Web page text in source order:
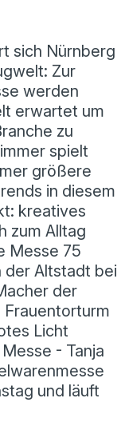
sich Nürnberg
Zur
werden
erwartet um
zu
spielt
größere
in diesem
kreatives
zum Alltag
Messe 75
der Altstadt bei
der
Frauentorturm
Licht
- Tanja
und läuft